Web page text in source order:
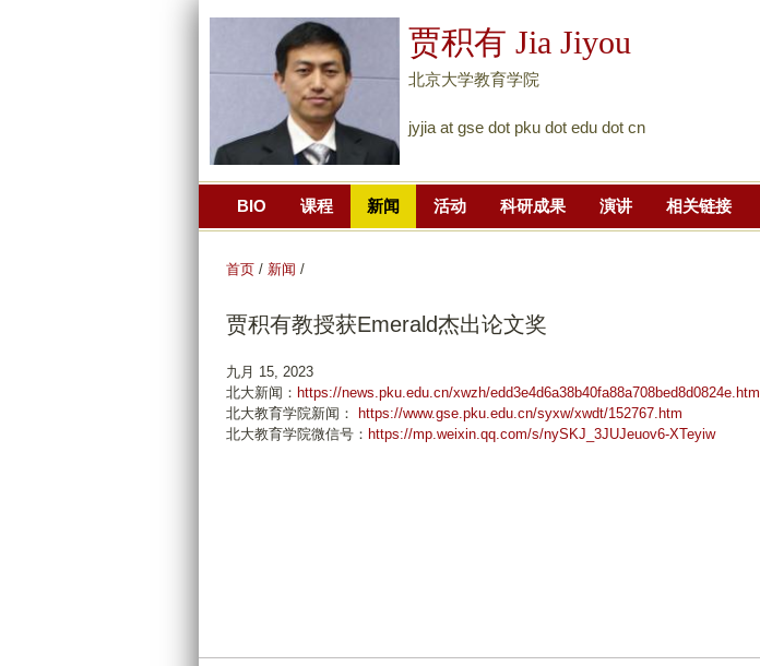
主
贾积有 Jia Jiyou
北京大学教育学院
jyjia at gse dot pku dot edu dot cn
BIO 课程 新闻 活动 科研成果 演讲 相关链接
首页 / 新闻 /
贾积有教授获Emerald杰出论文奖
九月 15, 2023
北大新闻： https://news.pku.edu.cn/xwzh/edd3e4d6a38b40fa88a708bed8d0824e.htm
北大教育学院新闻：
https://www.gse.pku.edu.cn/syxw/xwdt/152767.htm
北大教育学院微信号： https://mp.weixin.qq.com/s/nySKJ_3JUJeuov6-XTeyiw